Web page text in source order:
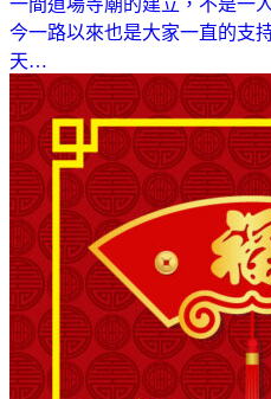
一間道場寺廟的建立，不是一
今一路以來也是大家一直的支
天…